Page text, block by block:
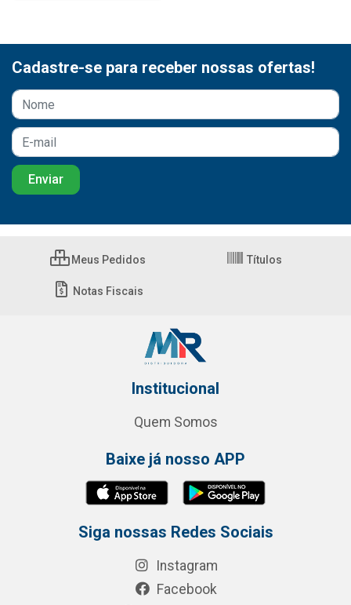
Cadastre-se para receber nossas ofertas!
Meus Pedidos Títulos
Notas Fiscais
Institucional
Quem Somos
Baixe já nosso APP
Siga nossas Redes Sociais
Instagram
Facebook